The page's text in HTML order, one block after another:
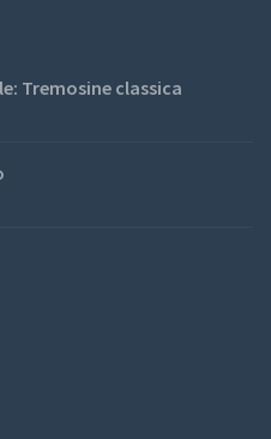
Tremosine classica